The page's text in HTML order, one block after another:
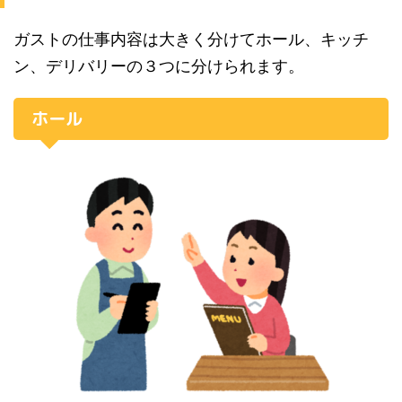
ガストの仕事内容は大きく分けてホール、キッチ
ン、デリバリーの３つに分けられます。
ホール